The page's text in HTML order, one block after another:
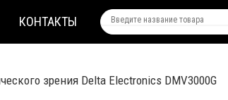
КОНТАКТЫ
зрения Delta Electronics DMV3000G